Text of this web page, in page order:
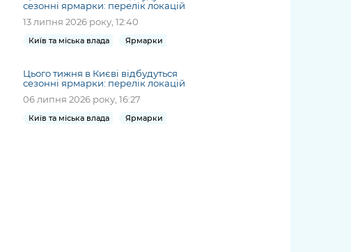
сезонні ярмарки: перелік локацій
13 липня 2026 року, 12:40
Київ та міська влада Ярмарки
Цього тижня в Києві відбудуться
сезонні ярмарки: перелік локацій
06 липня 2026 року, 16:27
Київ та міська влада Ярмарки